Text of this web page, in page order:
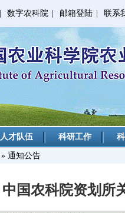
数字农科院 邮箱登陆 联系
人才队伍 科研工作
» 通知公告
中国农科院资划所